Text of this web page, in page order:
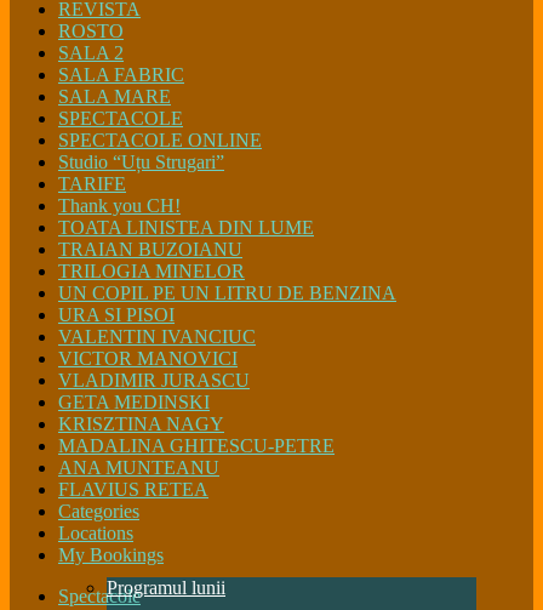
REVISTA
ROSTO
SALA 2
SALA FABRIC
SALA MARE
SPECTACOLE
SPECTACOLE ONLINE
Studio “Uțu Strugari”
TARIFE
Thank you CH!
TOATA LINISTEA DIN LUME
TRAIAN BUZOIANU
TRILOGIA MINELOR
UN COPIL PE UN LITRU DE BENZINA
URA SI PISOI
VALENTIN IVANCIUC
VICTOR MANOVICI
VLADIMIR JURASCU
GETA MEDINSKI
KRISZTINA NAGY
MADALINA GHITESCU-PETRE
ANA MUNTEANU
FLAVIUS RETEA
Categories
Locations
My Bookings
SpectacoleProgramul lunii